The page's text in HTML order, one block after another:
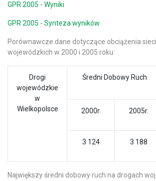
GPR 2005 - Wyniki
GPR 2005 - Synteza wyników
Porównawcze dane dotyczące obciążenia
wojewódzkich w 2000 i 2005 roku:
Drogi
wojewódzkie
w
Wielkopolsce
Średni Dobowy Ruch
2000r. 2005r.
3 124 3 188
Największy średni dobowy ruch na drogach